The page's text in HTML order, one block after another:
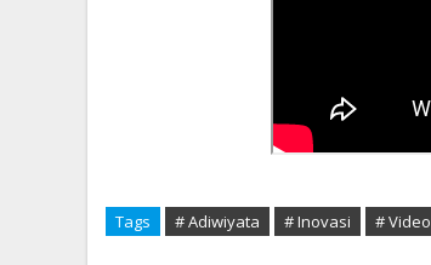
Tags # Adiwiyata # Inovasi # Video